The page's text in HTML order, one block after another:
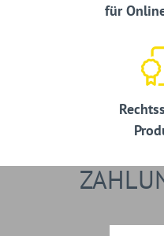
für